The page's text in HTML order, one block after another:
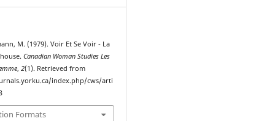
M. (1979). Voir Et Se Voir - La
Canadian Woman Studies Les
,2(1). Retrieved from
index.php/cws/arti
Formats